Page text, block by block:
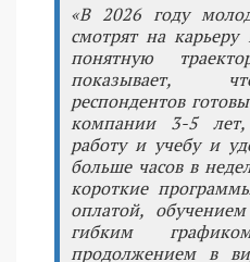
«В 2026 году
смотрят на
понятную
показывает,
респондентов
компании 3-5 лет,
работу и учебу и
больше часов в
короткие
оплатой,
гибким
продолжением в